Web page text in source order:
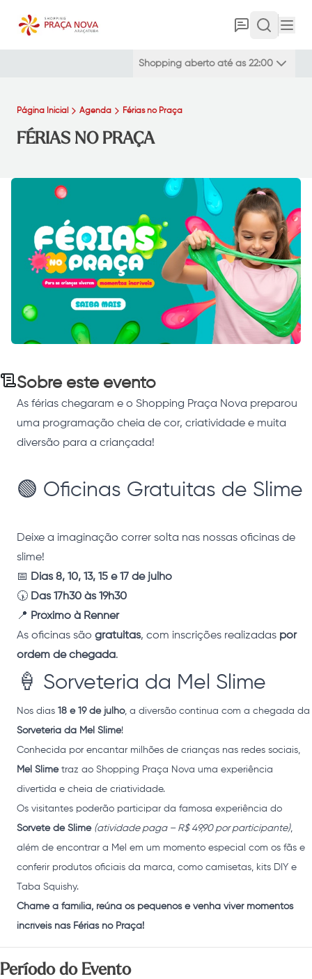
Shopping aberto até as 22:00
Página Inicial Agenda Férias no Praça
FÉRIAS NO PRAÇA
Sobre este evento
As férias chegaram e o Shopping Praça Nova preparou
uma programação cheia de cor, criatividade e muita
diversão para a criançada!
🟢 Oficinas Gratuitas de Slime
Deixe a imaginação correr solta nas nossas oficinas de
slime!
📅
Dias 8, 10, 13, 15 e 17 de julho
🕠 Das 17h30 às 19h30
📍 Próximo à Renner
As oficinas são gratuitas, com inscrições realizadas por
ordem de chegada.
🍦 Sorveteria da Mel Slime
Nos dias 18 e 19 de julho, a diversão continua com a chegada da
Sorveteria da Mel Slime!
Conhecida por encantar milhões de crianças nas redes sociais,
Mel Slimetraz ao Shopping Praça Nova uma experiência
divertida e cheia de criatividade.
Os visitantes poderão participar da famosa experiência do
Sorvete de Slime (atividade paga – R$ 49,90 por participante),
além de encontrar a Mel em um momento especial com os fãs e
conferir produtos oficiais da marca, como camisetas, kits DIY e
Taba Squishy.
Chame a família, reúna os pequenos e venha viver momentos
incríveis nas Férias no Praça!
Período do Evento